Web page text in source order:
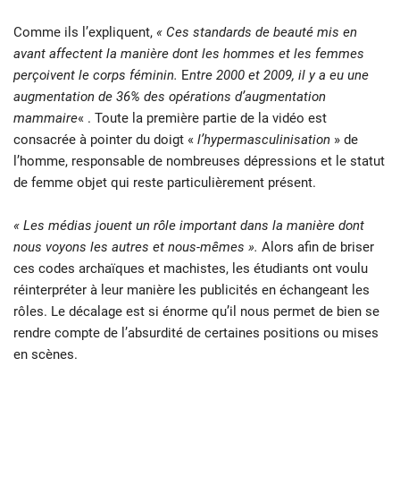
Comme ils l’expliquent, « Ces standards de beauté mis en
avant affectent la manière dont les hommes et les femmes
perçoivent le corps féminin. Entre 2000 et 2009, il y a eu une
augmentation de 36% des opérations d’augmentation
mammaire« . Toute la première partie de la vidéo est
consacrée à pointer du doigt « l’hypermasculinisation » de
l’homme, responsable de nombreuses dépressions et le statut
de femme objet qui reste particulièrement présent.
« Les médias jouent un rôle important dans la manière dont
nous voyons les autres et nous-mêmes ». Alors afin de briser
ces codes archaïques et machistes, les étudiants ont voulu
réinterpréter à leur manière les publicités en échangeant les
rôles. Le décalage est si énorme qu’il nous permet de bien se
rendre compte de l’absurdité de certaines positions ou mises
en scènes.